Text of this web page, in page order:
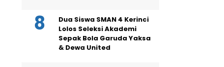
Dua Siswa SMAN 4 Kerinci
Lolos Seleksi Akademi
Sepak Bola Garuda Yaksa
& Dewa United